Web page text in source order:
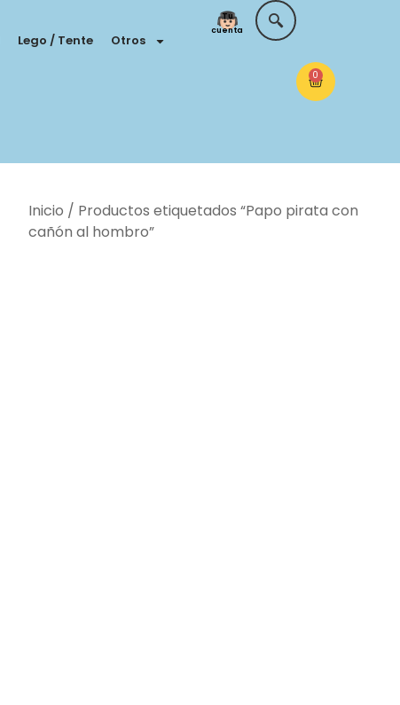
Lego / Tente Otros
Tu
cuenta
0
Inicio / Productos etiquetados “Papo pirata con
cañón al hombro”